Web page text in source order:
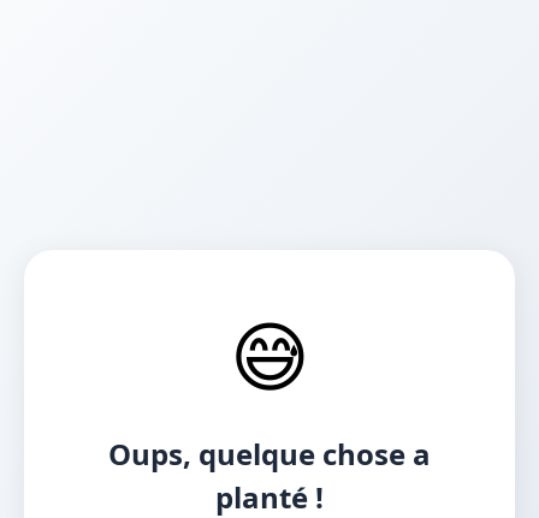
😅
Oups, quelque chose a
planté !